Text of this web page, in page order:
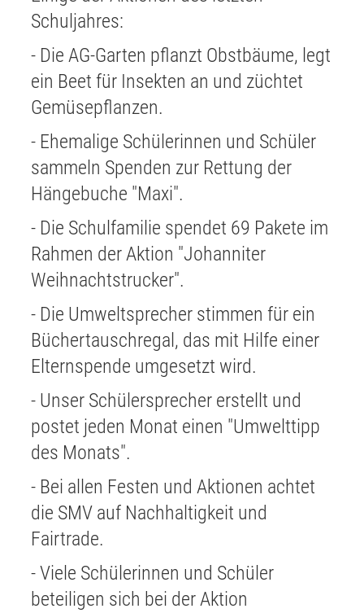
Schuljahres:
- Die AG-Garten pflanzt Obstbäume, legt
ein Beet für Insekten an und züchtet
Gemüsepflanzen.
- Ehemalige Schülerinnen und Schüler
sammeln Spenden zur Rettung der
Hängebuche "Maxi".
- Die Schulfamilie spendet 69 Pakete im
Rahmen der Aktion "Johanniter
Weihnachtstrucker".
- Die Umweltsprecher stimmen für ein
Büchertauschregal, das mit Hilfe einer
Elternspende umgesetzt wird.
- Unser Schülersprecher erstellt und
postet jeden Monat einen "Umwelttipp
des Monats".
- Bei allen Festen und Aktionen achtet
die SMV auf Nachhaltigkeit und
Fairtrade.
- Viele Schülerinnen und Schüler
beteiligen sich bei der Aktion